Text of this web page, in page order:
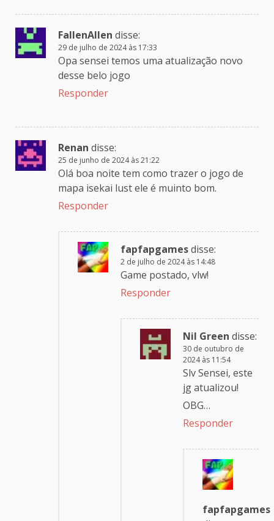
FallenAllen disse:
29 de julho de 2024 às 17:33
Opa sensei temos uma atualização novo
desse belo jogo
Responder
Renan disse:
25 de junho de 2024 às 21:22
Olá boa noite tem como trazer o jogo de
mapa isekai lust ele é muinto bom.
Responder
fapfapgamesdisse:
2 de julho de 2024 às 14:48
Game postado, vlw!
Responder
Nil Green disse:
30 de outubro de
2024 às 11:54
Slv Sensei, este
jg atualizou!
OBG…
Responder
fapfapgames